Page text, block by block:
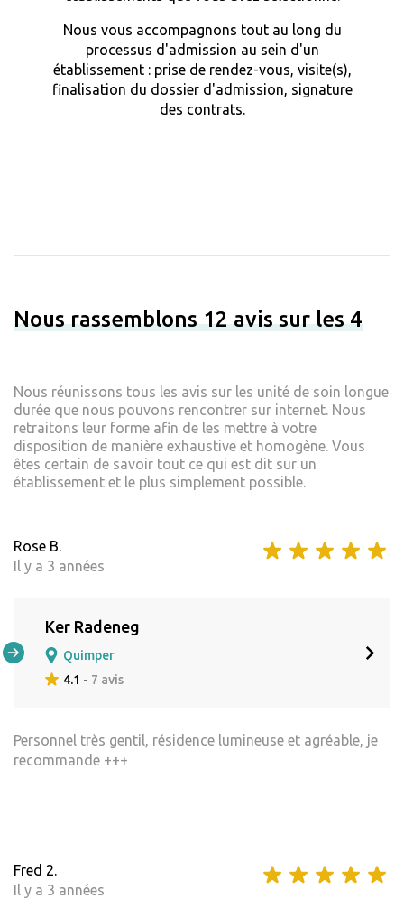
Nous vous accompagnons tout au long du
processus d'admission au sein d'un
établissement : prise de rendez-vous, visite(s),
finalisation du dossier d'admission, signature
des contrats.
Nous rassemblons 12 avis sur les 4
Nous réunissons tous les avis sur les unité de soin longue
durée que nous pouvons rencontrer sur internet. Nous
retraitons leur forme afin de les mettre à votre
disposition de manière exhaustive et homogène. Vous
êtes certain de savoir tout ce qui est dit sur un
établissement et le plus simplement possible.
Rose B.
Il y a 3 années
Ker Radeneg
Quimper
4.1 - 7 avis
Personnel très gentil, résidence lumineuse et agréable, je
recommande +++
Fred 2.
Il y a 3 années